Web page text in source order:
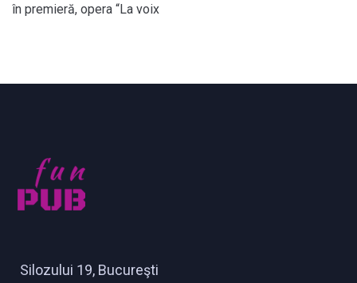
în premieră, opera “La voix
Silozului 19, Bucureşti